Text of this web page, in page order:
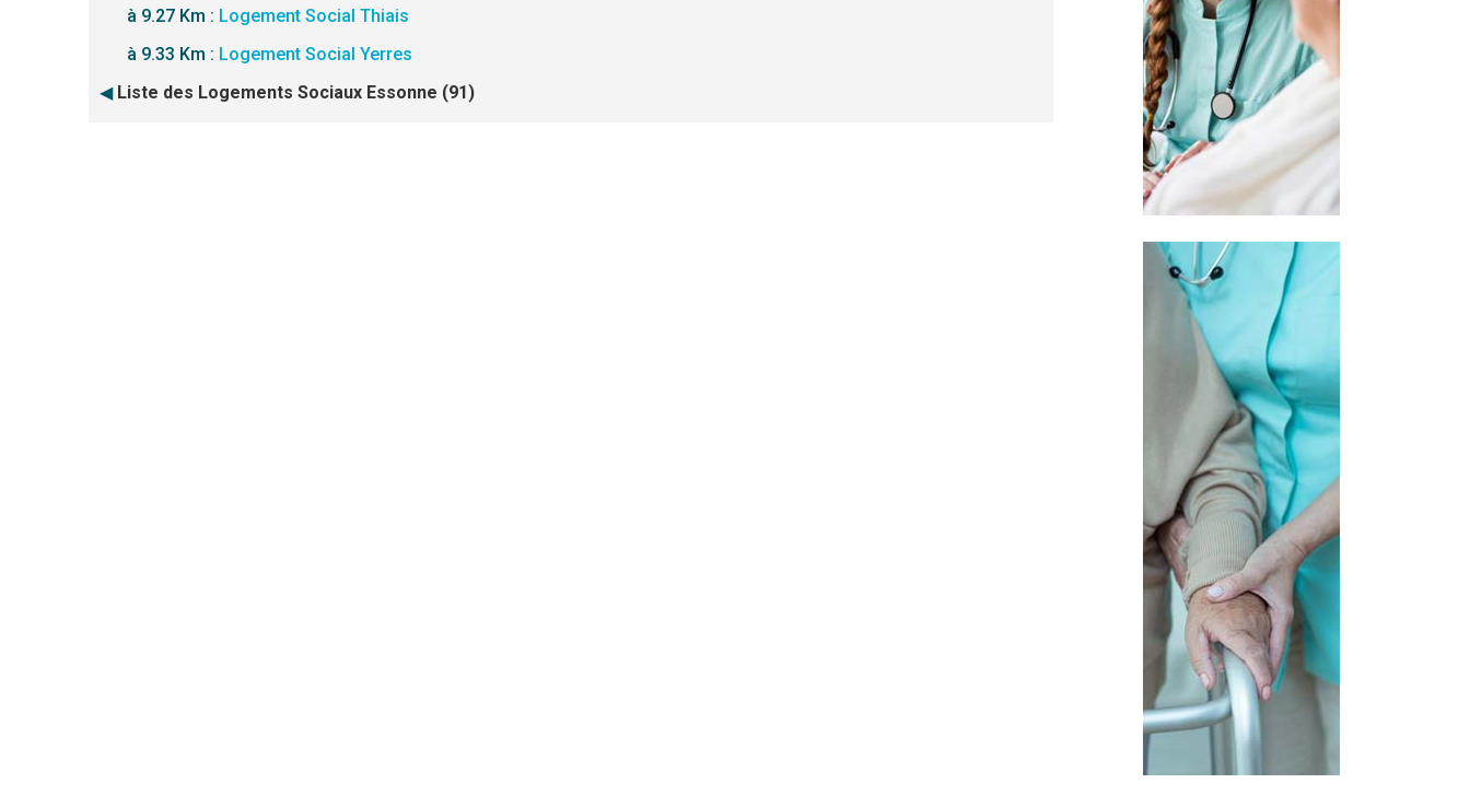
à 9.27 Km : Logement Social Thiais
à 9.33 Km : Logement Social Yerres
◀ Liste des Logements Sociaux Essonne (91)